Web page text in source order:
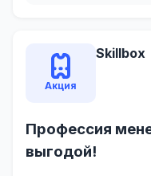
Акция
Skillbox
Профессия
выгодой!